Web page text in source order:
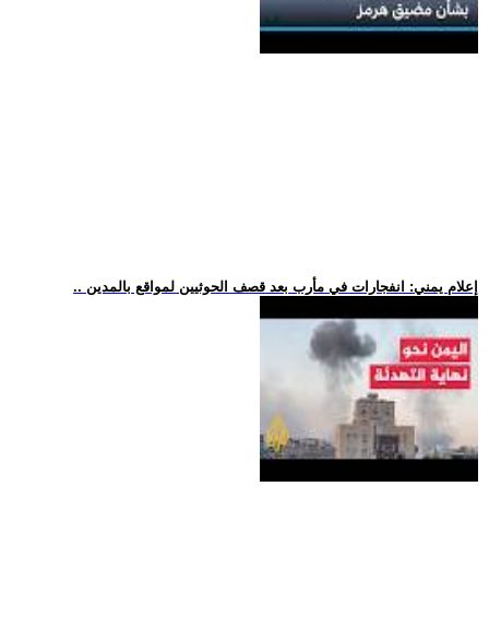
.. إعلام يمني: انفجارات في مأرب بعد قصف الحوثيين لمواقع بالمدين